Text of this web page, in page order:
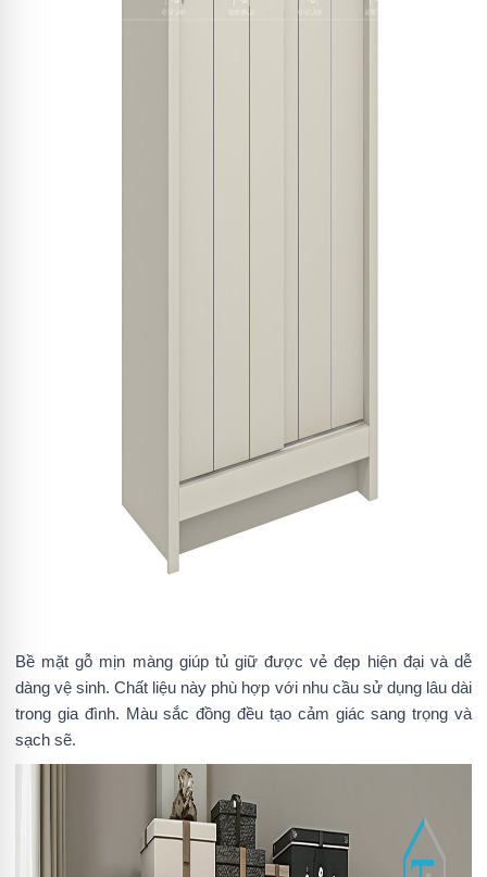
Bề mặt gỗ mịn màng giúp tủ giữ được vẻ đẹp hiện đại và dễ
dàng vệ sinh. Chất liệu này phù hợp với nhu cầu sử dụng lâu dài
trong gia đình. Màu sắc đồng đều tạo cảm giác sang trọng và
sạch sẽ.